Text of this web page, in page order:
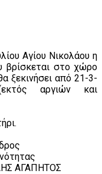
Αγίου Νικολάου η
βρίσκεται στο χώρο
ξεκινήσει από 21-3-
αργιών και